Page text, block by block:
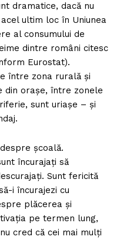
dramatice, dacă nu
ultim loc în Uniunea
al consumului de
dintre români citesc
Eurostat).
între zona rurală și
din orașe, între zonele
sunt uriașe – și
școală.
încurajați să
Sunt fericită
i încurajezi cu
plăcerea şi
pe termen lung,
cred că cei mai mulţi